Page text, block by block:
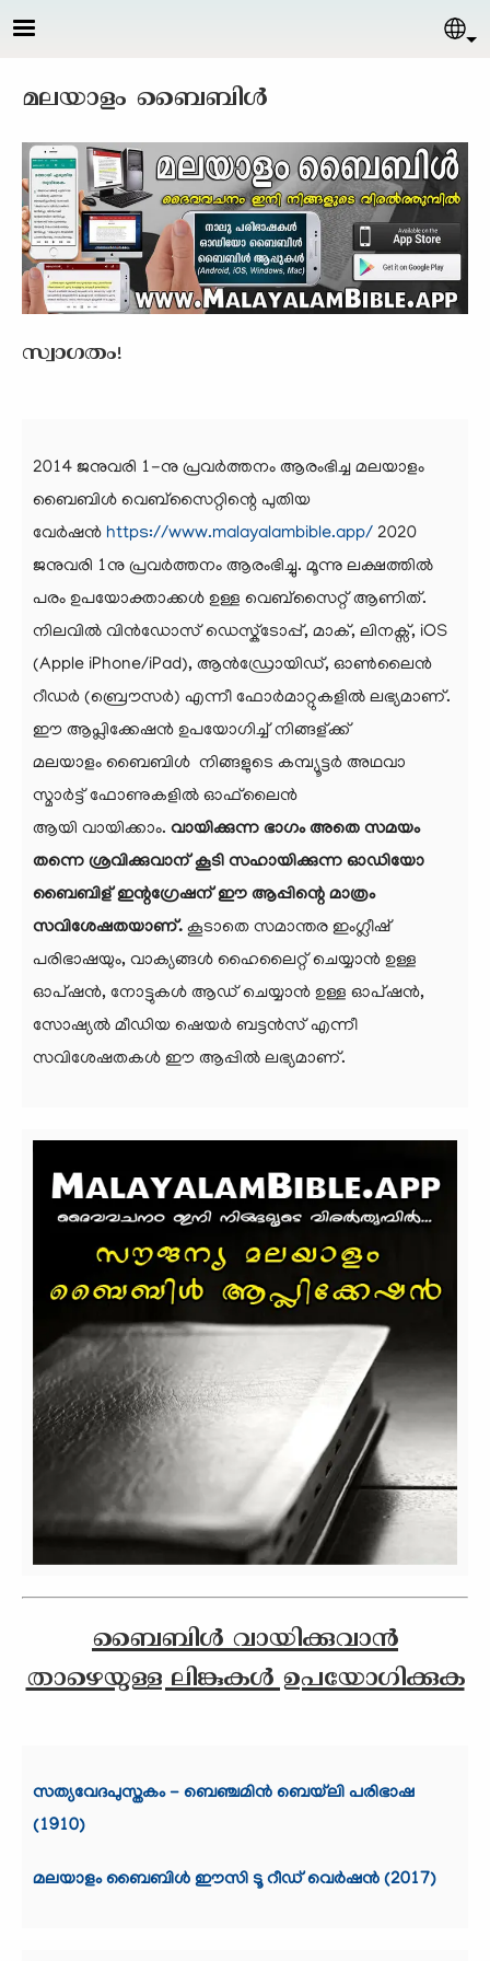
Skip to main content
മലയാളം ബൈബിള്‍
സ്വാഗതം!
2014 ജനുവരി 1-നു പ്രവര്‍ത്തനം ആരംഭിച്ച മലയാളം
ബൈബിൾ വെബ്സൈറ്റിന്റെ പുതിയ
വേർഷൻ https://www.malayalambible.app/ 2020
ജനുവരി 1നു പ്രവർത്തനം ആരംഭിച്ചു. മൂന്നു ലക്ഷത്തിൽ
പരം ഉപയോക്താക്കൾ ഉള്ള വെബ്സൈറ്റ് ആണിത്.
നിലവില്‍ വിന്‍ഡോസ്‌ ഡെസ്ക്ടോപ്പ്, മാക്, ലിനക്സ്, iOS
(Apple iPhone/iPad), ആന്‍ഡ്രോയിഡ്, ഓണ്‍ലൈന്‍
റീഡര്‍ (ബ്രൌസര്‍) എന്നീ ഫോര്‍മാറ്റുകളില്‍ ലഭ്യമാണ്.
ഈ ആപ്ലിക്കേഷന്‍ ഉപയോഗിച്ച് നിങ്ങള്ക്ക്
മലയാളം ബൈബിള്‍ നിങ്ങളുടെ കമ്പ്യൂട്ടര്‍ അഥവാ
സ്മാര്‍ട്ട്‌ ഫോണുകളില്‍ ഓഫ്‌ലൈന്‍
ആയി വായിക്കാം. വായിക്കുന്ന ഭാഗം അതെ സമയം
തന്നെ ശ്രവിക്കുവാന് കൂടി സഹായിക്കുന്ന ഓഡിയോ
ബൈബിള് ഇന്റഗ്രേഷന് ഈ ആപ്പിന്റെ മാത്രം
സവിശേഷതയാണ്. കൂടാതെ സമാന്തര ഇംഗ്ലീഷ്
പരിഭാഷയും, വാക്യങ്ങള്‍ ഹൈലൈറ്റ് ചെയ്യാന്‍ ഉള്ള
ഓപ്ഷന്‍, നോട്ടുകള്‍ ആഡ് ചെയ്യാന്‍ ഉള്ള ഓപ്ഷന്‍,
സോഷ്യല്‍ മീഡിയ ഷെയര്‍ ബട്ടന്‍സ് എന്നീ
സവിശേഷതകള്‍ ഈ ആപ്പില്‍ ലഭ്യമാണ്.
ബൈബിൾ വായിക്കുവാന്‍
താഴെയുള്ള ലിങ്കുകള്‍ ഉപയോഗിക്കുക
സത്യവേദപുസ്തകം - ബെഞ്ചമിൻ ബെയ്‌ലി പരിഭാഷ
(1910)
മലയാളം ബൈബിള്‍ ഈസി ടൂ റീഡ് വെര്‍ഷന്‍ (2017)